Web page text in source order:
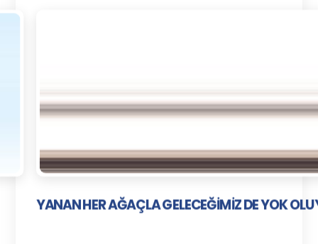
YANAN HER AĞAÇLA GELECEĞİMİZ DE YOK